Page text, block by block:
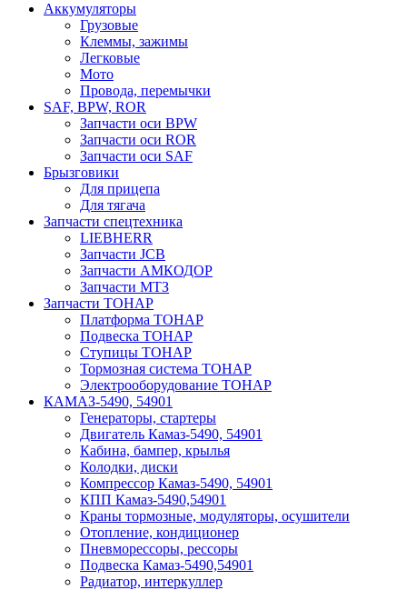
Аккумуляторы
Грузовые
Клеммы, зажимы
Легковые
Мото
Провода, перемычки
SAF, BPW, ROR
Запчасти оси BPW
Запчасти оси ROR
Запчасти оси SAF
Брызговики
Для прицепа
Для тягача
Запчасти спецтехника
LIEBHERR
Запчасти JCB
Запчасти АМКОДОР
Запчасти МТЗ
Запчасти ТОНАР
Платформа ТОНАР
Подвеска ТОНАР
Ступицы ТОНАР
Тормозная система ТОНАР
Электрооборудование ТОНАР
КАМАЗ-5490, 54901
Генераторы, стартеры
Двигатель Камаз-5490, 54901
Кабина, бампер, крылья
Колодки, диски
Компрессор Камаз-5490, 54901
КПП Камаз-5490,54901
Краны тормозные, модуляторы, осушители
Отопление, кондиционер
Пневморессоры, рессоры
Подвеска Камаз-5490,54901
Радиатор, интеркуллер